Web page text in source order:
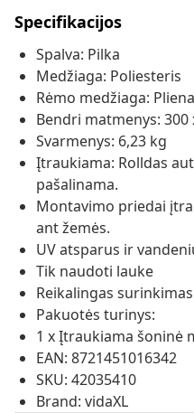
Specifikacijos
Spalva: Pilka
Medžiaga: Poliesteris
Rėmo medžiaga:
Bendri matmenys: 300
Svarmenys: 6,23 kg
Įtraukiama: Rolldas
pašalinama.
Montavimo priedai
ant žemės.
UV atsparus ir
Tik naudoti lauke
Reikalingas
Pakuotės turinys:
1 x Įtraukiama šoninė
EAN: 8721451016342
SKU: 42035410
Brand: vidaXL